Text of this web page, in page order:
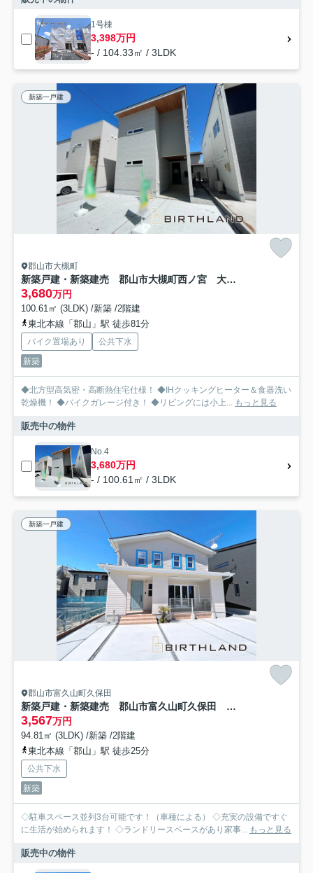
1号棟
3,398万円
- / 104.33㎡ / 3LDK
新築一戸建
郡山市大槻町
新築戸建・新築建売 郡山市大槻町西ノ宮 大槻小・大槻中
3,680万円
100.61㎡ (3LDK) /新築 /2階建
東北本線「郡山」駅 徒歩81分
バイク置場あり
公共下水
新築
◆北方型高気密・高断熱住宅仕様！ ◆IHクッキングヒーター＆食器洗い
乾燥機！ ◆バイクガレージ付き！ ◆リビングには小上... もっと見る
販売中の物件
No.4
3,680万円
- / 100.61㎡ / 3LDK
新築一戸建
郡山市富久山町久保田
新築戸建・新築建売 郡山市富久山町久保田 行健小・行健中
3,567万円
94.81㎡ (3LDK) /新築 /2階建
東北本線「郡山」駅 徒歩25分
公共下水
新築
◇駐車スペース並列3台可能です！（車種による） ◇充実の設備ですぐ
に生活が始められます！ ◇ランドリースペースがあり家事... もっと見る
販売中の物件